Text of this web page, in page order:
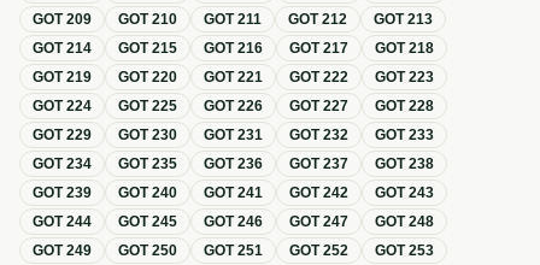
GOT209 GOT210 GOT211 GOT212 GOT213
GOT214 GOT215 GOT216 GOT217 GOT218
GOT219 GOT220 GOT221 GOT222 GOT223
GOT224 GOT225 GOT226 GOT227 GOT228
GOT229 GOT230 GOT231 GOT232 GOT233
GOT234 GOT235 GOT236 GOT237 GOT238
GOT239 GOT240 GOT241 GOT242 GOT243
GOT244 GOT245 GOT246 GOT247 GOT248
GOT249 GOT250 GOT251 GOT252 GOT253